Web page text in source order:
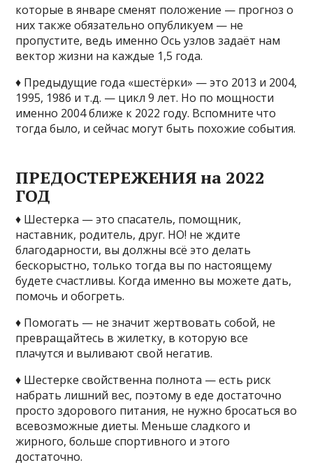
которые в январе сменят положение — прогноз о
них также обязательно опубликуем — не
пропустите, ведь именно Ось узлов задаёт нам
вектор жизни на каждые 1,5 года.
♦ Предыдущие года «шестёрки» — это 2013 и 2004,
1995, 1986 и т.д. — цикл 9 лет. Но по мощности
именно 2004 ближе к 2022 году. Вспомните что
тогда было, и сейчас могут быть похожие события.
ПРЕДОСТЕРЕЖЕНИЯ на 2022
ГОД
♦ Шестерка — это спасатель, помощник,
наставник, родитель, друг. НО! не ждите
благодарности, вы должны всё это делать
бескорыстно, только тогда вы по настоящему
будете счастливы. Когда именно вы можете дать,
помочь и обогреть.
♦ Помогать — не значит жертвовать собой, не
превращайтесь в жилетку, в которую все
плачутся и выливают свой негатив.
♦ Шестерке свойственна полнота — есть риск
набрать лишний вес, поэтому в еде достаточно
просто здорового питания, не нужно бросаться во
всевозможные диеты. Меньше сладкого и
жирного, больше спортивного и этого
достаточно.